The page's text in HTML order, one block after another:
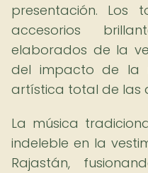
presentación. Los
accesorios
elaborados de la
del impacto de la
artística total de las
La música
indeleble en la
Rajastán,